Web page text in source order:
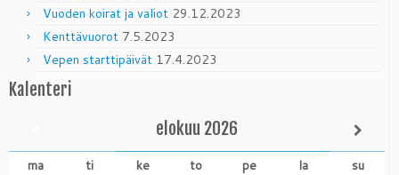
Vuoden koirat ja valiot 29.12.2023
Kenttävuorot 7.5.2023
Vepen starttipäivät 17.4.2023
Kalenteri
elokuu 2026
ma ti ke to pe la
su